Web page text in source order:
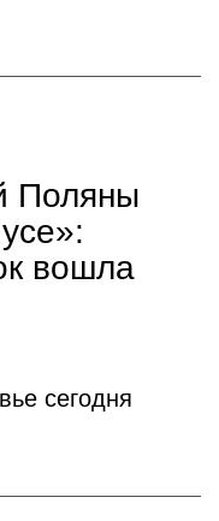
Поляны
вошла
сегодня